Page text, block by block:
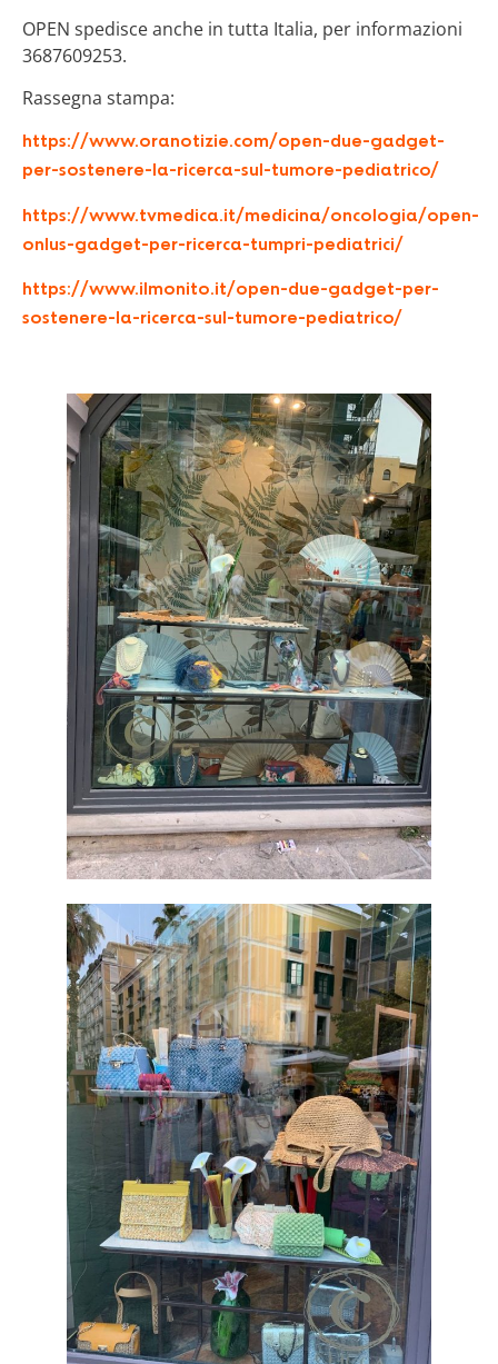
OPEN spedisce anche in tutta Italia, per informazioni
3687609253.
Rassegna stampa:
https://www.oranotizie.com/open-due-gadget-
per-sostenere-la-ricerca-sul-tumore-pediatrico/
https://www.tvmedica.it/medicina/oncologia/open-
onlus-gadget-per-ricerca-tumpri-pediatrici/
https://www.ilmonito.it/open-due-gadget-per-
sostenere-la-ricerca-sul-tumore-pediatrico/